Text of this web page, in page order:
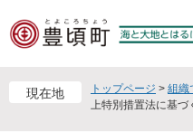
ー
ニ
現在地 トップページ > 組織
上特別措置法に基づ